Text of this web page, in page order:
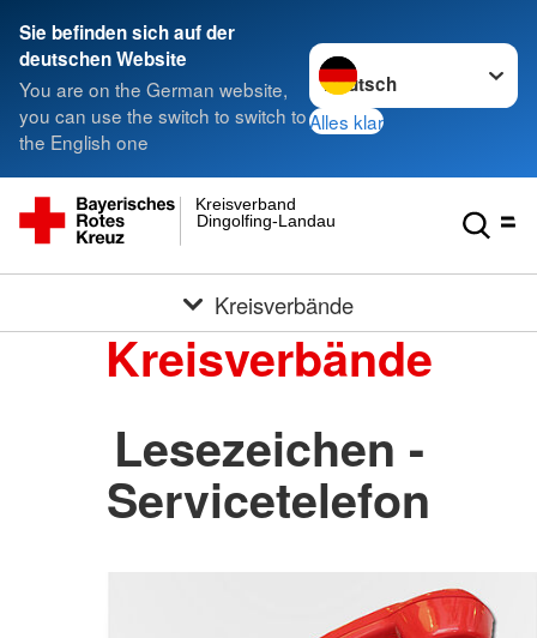
Sie befinden sich auf der
deutschen Website
You are on the German website,
you can use the switch to switch to
the English one
Sprache wechseln zu
Alles klar
Dingolfing-Landau
Kreisverband
Kreisverbände
Kreisverbände
Lesezeichen -
Servicetelefon